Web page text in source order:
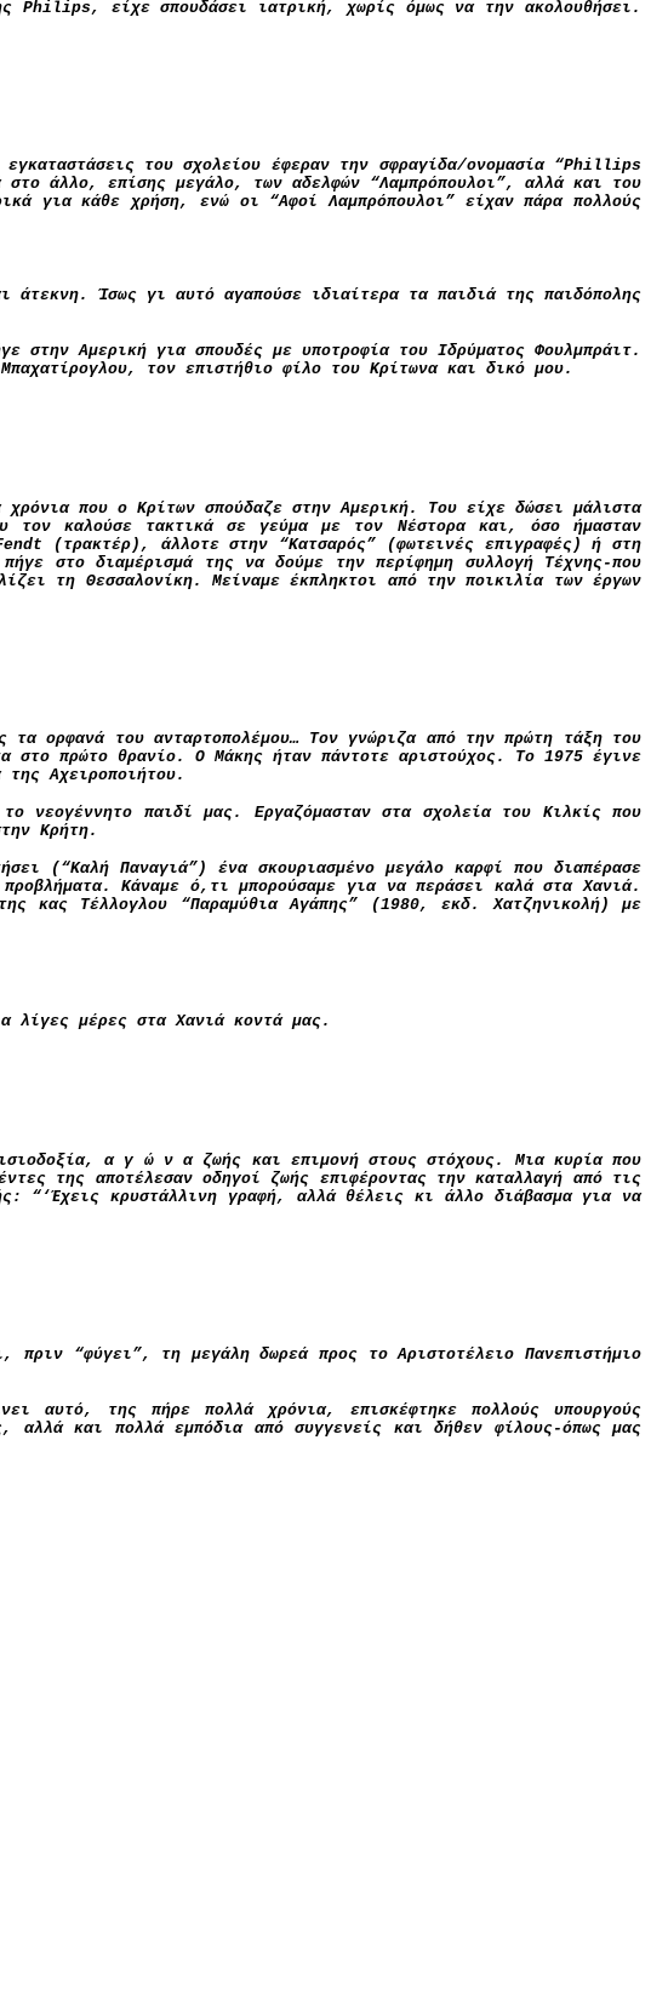
Philips, είχε σπουδάσει ιατρική, χωρίς όμως να την ακολουθήσει .
του σχολείου έφεραν την σφραγίδα/ονομασία “Phillips
άλλο, επίσης μεγάλο, των αδελφών “Λαμπρόπουλοι”, αλλά και του
για κάθε χρήση, ενώ οι “Αφοί Λαμπρόπουλοι” είχαν πάρα πολλούς
άτεκνη. Ίσως γι αυτό αγαπούσε ιδιαίτερα τα παιδιά της παιδόπολης
στην Αμερική για σπουδές με υποτροφία του Ιδρύματος Φουλμπράιτ.
τον επιστήθιο φίλο του Κρίτωνα και δικό μου.
που ο Κρίτων σπούδαζε στην Αμερική. Του είχε δώσει μάλιστα
τον καλούσε τακτικά σε γεύμα με τον Νέστορα και, όσο ήμασταν
( τρακτέρ) , άλλοτε στην “Κατσαρός” (φωτεινές επιγραφές) ή στη
στο διαμέρισμά της να δούμε την περίφημη συλλογή Τέχνης-που
τη Θεσσαλονίκη. Μείναμε έκπληκτοι από την ποικιλία των έργων
ορφανά του ανταρτοπολέμου… Τον γνώριζα από την πρώτη τάξη του
στο πρώτο θρανίο. Ο Μάκης ήταν πάντοτε αριστούχος. Το 1975 έγινε
Αχειροποιήτου.
νεογέννητο παιδί μας. Εργαζόμασταν στα σχολεία του Κιλκίς που
Κρήτη.
(“Καλή Παναγιά”) ένα σκουριασμένο μεγάλο καρφί που διαπέρασε
Κάναμε ό,τι μπορούσαμε για να περάσει καλά στα Χανιά.
κας Τέλλογλου “Παραμύθια Αγάπης” (1980, εκδ. Χατζηνικολή) με
λίγες μέρες στα Χανιά κοντά μας.
α γ ώ ν αζωής και επιμονή στους στόχους. Μια κυρία που
της αποτέλεσαν οδηγοί ζωής επιφέροντας την καταλλαγή από τις
“‘Έχεις κρυστάλλινη γραφή, αλλά θέλεις κι άλλο διάβασμα για να
“φύγει”, τη μεγάλη δωρεά προς το Αριστοτέλειο Πανεπιστήμιο
αυτό, της πήρε πολλά χρόνια, επισκέφτηκε πολλούς υπουργούς
αλλά και πολλά εμπόδια από συγγενείς και δήθεν φίλους-όπως μας